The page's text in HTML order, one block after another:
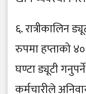
६. रात्रीकालिन
रुपमा हप्ताको
घण्टा ड्यूटी
कर्मचारीले